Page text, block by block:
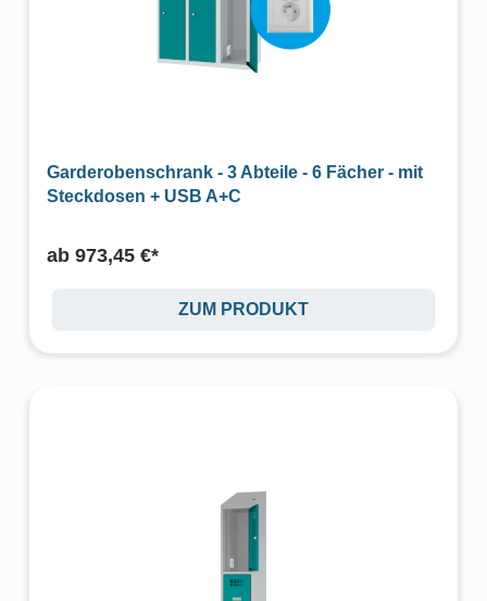
Garderobenschrank - 3 Abteile - 6 Fächer - mit
Steckdosen + USB A+C
ab 973,45 €*
ZUM PRODUKT